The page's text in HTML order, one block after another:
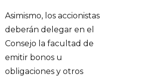
Asimismo, los accionistas
deberán delegar en el
Consejo la facultad de
emitir bonos u
obligaciones y otros